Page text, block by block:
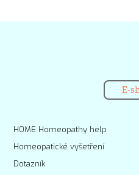
E-
HOME Homeopathy help
Homeopatické vyšetření
Dotazník